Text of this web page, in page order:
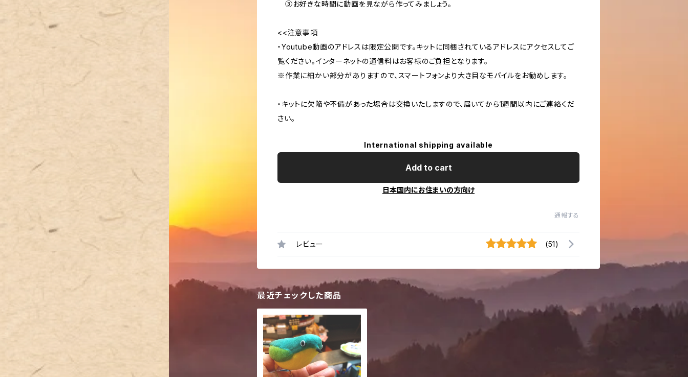
③お好きな時間に動画を見ながら作ってみましょう。
<<注意事項
・Youtube動画のアドレスは限定公開です。キットに同梱されているアドレスにアクセスしてご
覧ください。インターネットの通信料はお客様のご負担となります。
※作業に細かい部分がありますので、スマートフォンより大き目なモバイルをお勧めします。
・キットに欠陥や不備があった場合は交換いたしますので、届いてから1週間以内にご連絡くだ
さい。
International shipping available
Add to cart
日本国内にお住まいの方向け
通報する
レビュー (51)
最近チェックした商品